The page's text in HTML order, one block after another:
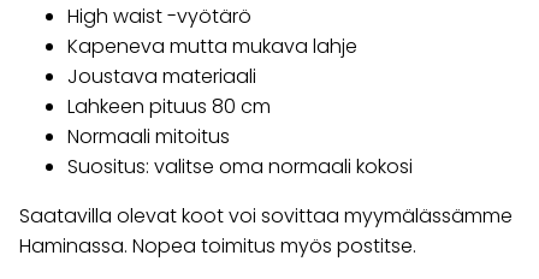
High waist -vyötärö
Kapeneva mutta mukava lahje
Joustava materiaali
Lahkeen pituus 80 cm
Normaali mitoitus
Suositus: valitse oma normaali kokosi
Saatavilla olevat koot voi sovittaa myymälässämme
Haminassa. Nopea toimitus myös postitse.